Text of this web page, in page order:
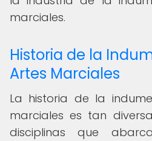
marciales.
Historia de la
Artes Marciales
La historia de la
marciales es tan
disciplinas que